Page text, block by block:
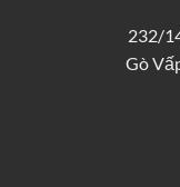
232/
Gò